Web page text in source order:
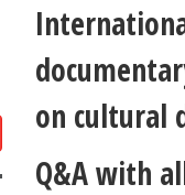
on cultural
Q&A with